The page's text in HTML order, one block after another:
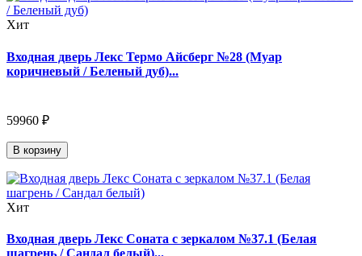
Хит
Входная дверь Лекс Термо Айсберг №28 (Муар
коричневый / Беленый дуб)...
59960 ₽
В корзину
Хит
Входная дверь Лекс Соната с зеркалом №37.1 (Белая